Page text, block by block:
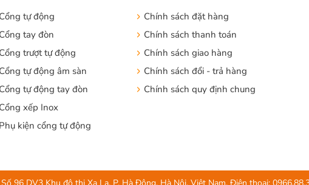
Cổng tự động
Cổng tay đòn
Cổng trượt tự động
Cổng tự động âm sàn
Cổng tự động tay đòn
Cổng xếp Inox
Phụ kiện cổng tự động
Chính sách đặt hàng
Chính sách thanh toán
Chính sách giao hàng
Chính sách đổi - trả hàng
Chính sách quy định chung